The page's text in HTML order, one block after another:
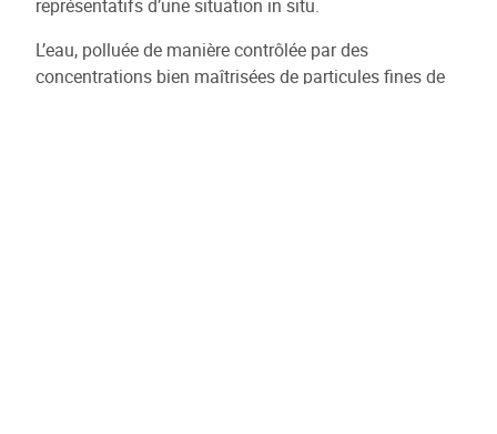
représentatifs d’une situation in situ.
L’eau, polluée de manière contrôlée par des
concentrations bien maîtrisées de particules fines de